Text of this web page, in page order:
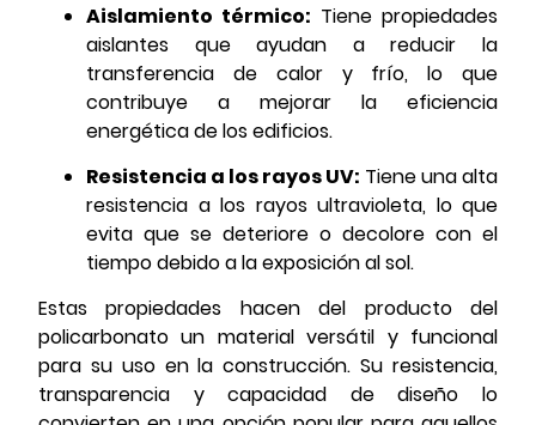
Aislamiento térmico: Tiene propiedades
aislantes que ayudan a reducir la
transferencia de calor y frío, lo que
contribuye a mejorar la eficiencia
energética de los edificios.
Resistencia a los rayos UV: Tiene una alta
resistencia a los rayos ultravioleta, lo que
evita que se deteriore o decolore con el
tiempo debido a la exposición al sol.
Estas propiedades hacen del producto del
policarbonato un material versátil y funcional
para su uso en la construcción. Su resistencia,
transparencia y capacidad de diseño lo